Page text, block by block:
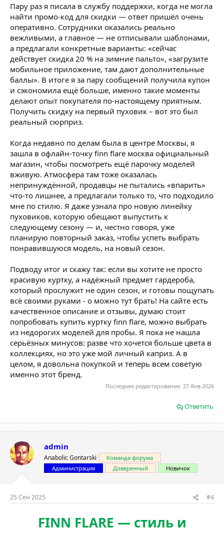
Пару раз я писала в службу поддержки, когда не могла
найти промо-код для скидки — ответ пришёл очень
оперативно. Сотрудники оказались реально
вежливыми, а главное — не отписывали шаблонами,
а предлагали конкретные варианты: «сейчас
действует скидка 20 % на зимние пальто», «загрузите
мобильное приложение, там дают дополнительные
баллы». В итоге я за пару сообщений получила купон
и сэкономила ещё больше, именно такие моменты
делают опыт покупателя по-настоящему приятным.
Получить скидку на первый пуховик – вот это был
реальный сюрприз.
Когда недавно по делам была в центре Москвы, я
зашла в офлайн-точку finn flare москва официальный
магазин, чтобы посмотреть ещё парочку моделей
вживую. Атмосфера там тоже оказалась
непринуждённой, продавцы не пытались «впарить»
что-то лишнее, а предлагали только то, что подходило
мне по стилю. Я даже узнала про новую линейку
пуховиков, которую обещают выпустить к
следующему сезону — и, честно говоря, уже
планирую повторный заказ, чтобы успеть выбрать
понравившуюся модель, на новый сезон.
Подводу итог и скажу так: если вы хотите не просто
красивую куртку, а надёжный предмет гардероба,
который прослужит не один сезон, и готовы пощупать
всё своими руками - о можно тут брать! На сайте есть
качественное описание и отзывы, думаю стоит
попробовать купить куртку finn flare, можно выбрать
из недорогих моделей для пробы. Я пока не нашла
серьёзных минусов: разве что хочется больше цвета в
коллекциях, но это уже мой личный каприз. А в
целом, я довольна покупкой и теперь всем советую
именно этот бренд.
Последнее редактирование: 27 Янв 2026
Ответить
admin
Anabolic Gontarski
Команда форума
Администрация
Доверенный Новичок
25 Сен 2025 #4
FINN FLARE — стиль и